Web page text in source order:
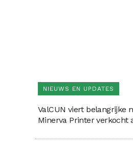
NIEUWS EN UPDATES
ValCUN viert belangrijke
Minerva Printer verkocht